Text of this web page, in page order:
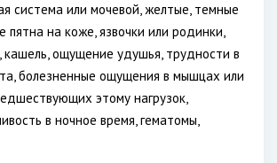
система или мочевой, желтые, темные
пятна на коже, язвочки или родинки,
кашель, ощущение удушья, трудности в
болезненные ощущения в мышцах или
этому нагрузок,
в ночное время, гематомы,